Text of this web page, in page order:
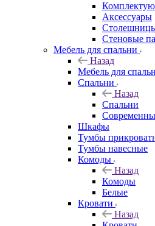
Аксессуары
Стеновые
Мебель для спальни
Назад
Мебель для
Спальни
Назад
Спальни
Шкафы
Тумбы
Тумбы навесные
Комоды
Назад
Комоды
Белые
Кровати
Назад